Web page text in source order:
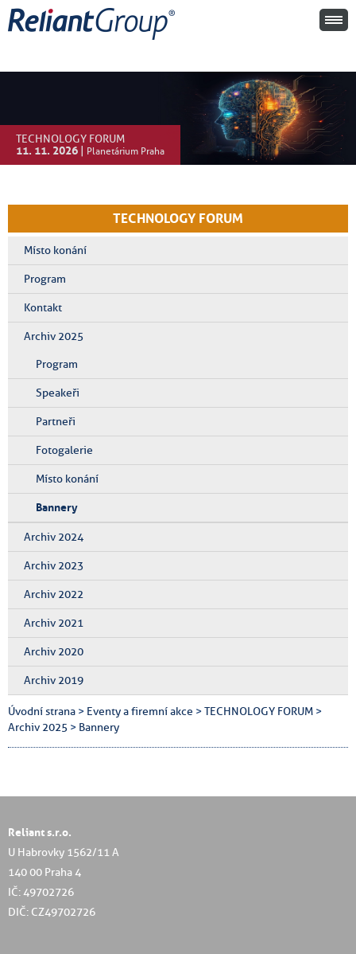
TECHNOLOGY FORUM
11. 11. 2026 | Planetárium Praha
TECHNOLOGY FORUM
Místo konání
Program
Kontakt
Archiv 2025
Program
Speakeři
Partneři
Fotogalerie
Místo konání
Bannery
Archiv 2024
Archiv 2023
Archiv 2022
Archiv 2021
Archiv 2020
Archiv 2019
Úvodní strana > Eventy a firemní akce >TECHNOLOGY FORUM >
Archiv 2025 > Bannery
Reliant s.r.o.
U Habrovky 1562/11 A
140 00 Praha 4
IČ: 49702726
DIČ: CZ49702726